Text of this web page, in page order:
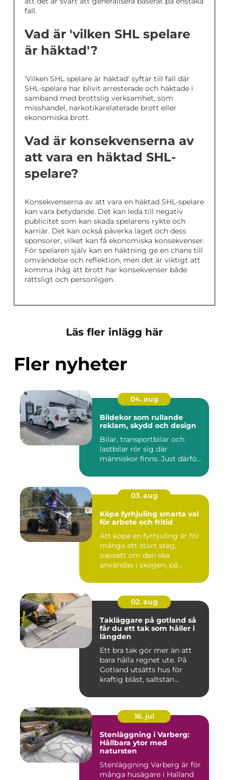
fall.
Vad är 'vilken SHL spelare
är häktad'?
'Vilken SHL spelare är häktad' syftar till fall där
SHL-spelare har blivit arresterade och häktade i
samband med brottslig verksamhet, som
misshandel, narkotikarelaterade brott eller
ekonomiska brott.
Vad är konsekvenserna av
att vara en häktad SHL-
spelare?
Konsekvenserna av att vara en häktad SHL-spelare
kan vara betydande. Det kan leda till negativ
publicitet som kan skada spelarens rykte och
karriär. Det kan också påverka laget och dess
sponsorer, vilket kan få ekonomiska konsekvenser.
För spelaren själv kan en häktning ge en chans till
omvändelse och reflektion, men det är viktigt att
komma ihåg att brott har konsekvenser både
rättsligt och personligen.
Läs fler inlägg här
Fler nyheter
04. aug
Bildekor som rullande
reklam, skydd och design
Bilar, transportbilar och
lastbilar rör sig där
människor finns. Just därfö...
03. aug
Köpa fyrhjuling smarta val
för arbete och fritid
Att köpa en fyrhjuling är för
många ett stort steg,
oavsett om den ska
användas i skogen, på
02. aug
Takläggare på gotland så
får du ett tak som håller i
längden
Ett bra tak gör mer än att
bara hålla regnet ute. På
Gotland utsätts hus för
kraftig blåst, saltstän...
16. jul
Stenläggning i Varberg:
Hållbara ytor med
natursten
Stenläggning Varberg är för
många husägare i Halland